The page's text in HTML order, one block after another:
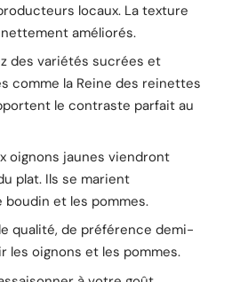
locaux. La texture
améliorés.
des variétés sucrées et
comme la Reine des reinettes
le contraste parfait au
oignons jaunes viendront
plat. Ils se marient
et les pommes.
qualité, de préférence demi-
les oignons et les pommes.